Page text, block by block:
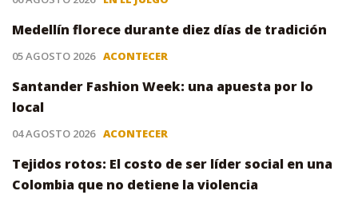
Medellín florece durante diez días de tradición
05 AGOSTO 2026 ACONTECER
Santander Fashion Week: una apuesta por lo
local
04 AGOSTO 2026 ACONTECER
Tejidos rotos: El costo de ser líder social en una
Colombia que no detiene la violencia